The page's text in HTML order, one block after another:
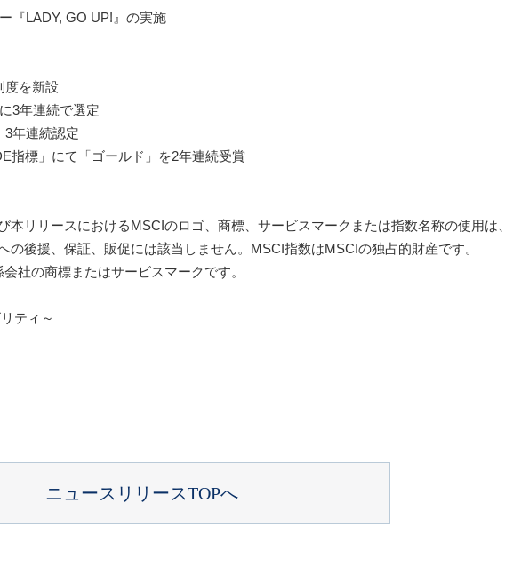
『LADY, GO UP!』の実施
を新設
3年連続で選定
年連続認定
指標」にて「ゴールド」を2年連続受賞
リリースにおけるMSCIのロゴ、商標、サービスマークまたは指数名称の使用は、
後援、保証、販促には該当しません。MSCI指数はMSCIの独占的財産です。
社の商標またはサービスマークです。
ティ～
ニュースリリースTOPへ